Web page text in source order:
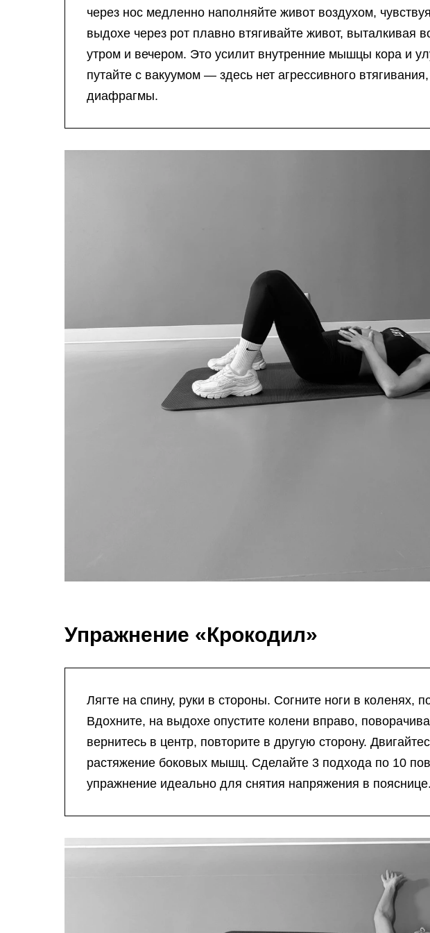
через нос медленно наполняйте живот воздухом,
выдохе через рот плавно втягивайте живот, выталкивая
утром и вечером. Это усилит внутренние мышцы кора и
путайте с вакуумом — здесь нет агрессивного
диафрагмы.
Упражнение «Крокодил»
Лягте на спину, руки в стороны. Согните ноги в коленях,
Вдохните, на выдохе опустите колени вправо,
вернитесь в центр, повторите в другую сторону.
растяжение боковых мышц. Сделайте 3 подхода по 10
упражнение идеально для снятия напряжения в пояснице.